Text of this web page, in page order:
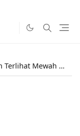
dengan Furniture Elit Lewat KTA